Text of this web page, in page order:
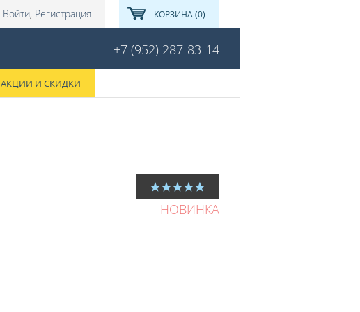
КОРЗИНА (0)
Войти, Регистрация
АКЦИИ И СКИДКИ
+7 (952) 287-83-14
НОВИНКА